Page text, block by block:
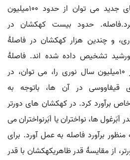
آمده است. با تلسکوپ های جدید می توان از حدود ۱۰۰میلیون
حدود بیست کهکشان در
نوری، و چندین هزار کهکشان در فاصلۀ
تشخیص داده شده اند. فاصلۀ
کهکشان هایی نزدیک تر از ۱۰میلیون سال نوری را، می توان، در
در آن ها، باتوجه به
برآورد کرد. در کهکشان های دورتر
قدر اَبَرغول ها، نواختران یا اَبَرنواختران می
برآورد فاصله به عمل آورد. برای
از مقایسۀ قدر ظاهریکهکشان با قدر